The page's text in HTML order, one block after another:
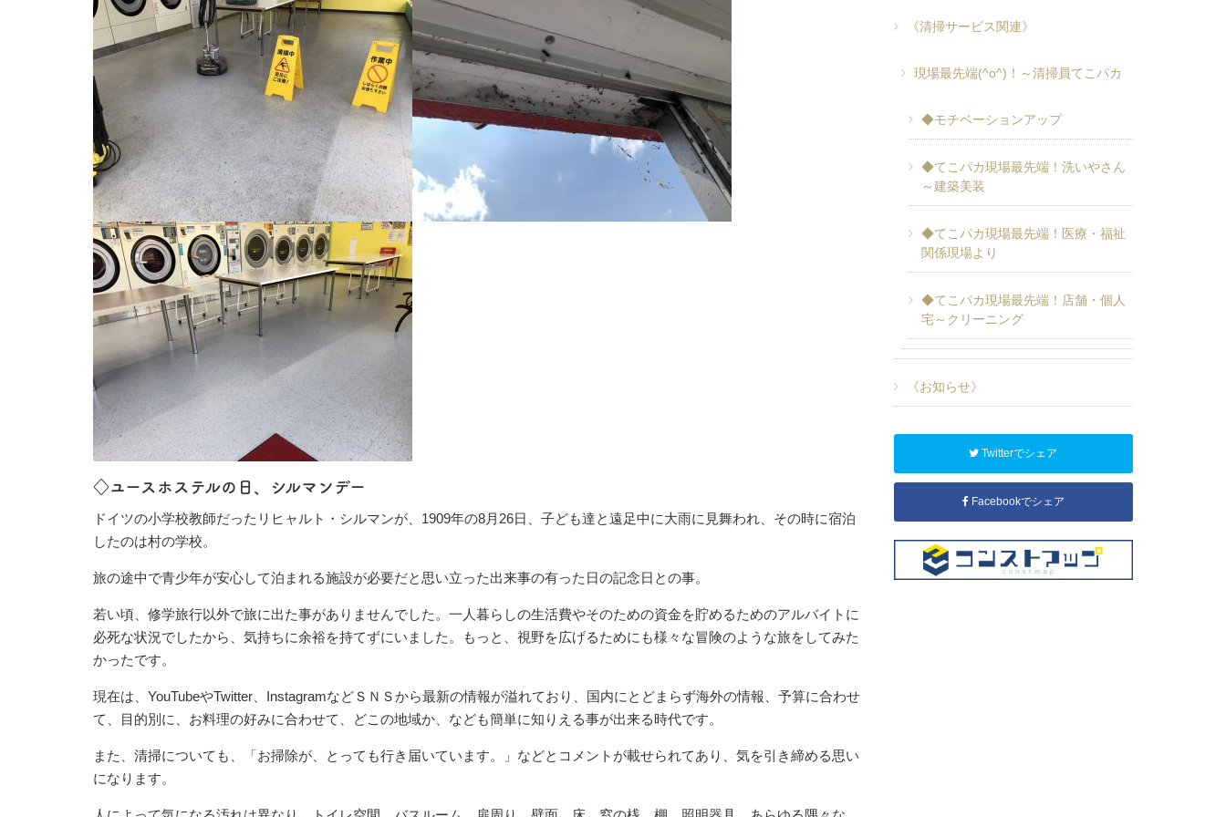
◇ユースホステルの日、シルマンデー
ドイツの小学校教師だったリヒャルト・シルマンが、1909年の8月26日、子ども達と遠足中に大雨に見舞われ、その時に宿泊
したのは村の学校。
旅の途中で青少年が安心して泊まれる施設が必要だと思い立った出来事の有った日の記念日との事。
若い頃、修学旅行以外で旅に出た事がありませんでした。一人暮らしの生活費やそのための資金を貯めるためのアルバイトに
必死な状況でしたから、気持ちに余裕を持てずにいました。もっと、視野を広げるためにも様々な冒険のような旅をしてみた
かったです。
現在は、YouTubeやTwitter、InstagramなどＳＮＳから最新の情報が溢れており、国内にとどまらず海外の情報、予算に合わせ
て、目的別に、お料理の好みに合わせて、どこの地域か、なども簡単に知りえる事が出来る時代です。
また、清掃についても、「お掃除が、とっても行き届いています。」などとコメントが載せられてあり、気を引き締める思い
になります。
《清掃サービス関連》
現場最先端(^o^)！～清掃員てこパカ
◆モチベーションアップ
◆てこパカ現場最先端！洗いやさん
～建築美装
◆てこパカ現場最先端！医療・福祉
関係現場より
◆てこパカ現場最先端！店舗・個人
宅～クリーニング
《お知らせ》
Twitterでシェア
Facebookでシェア